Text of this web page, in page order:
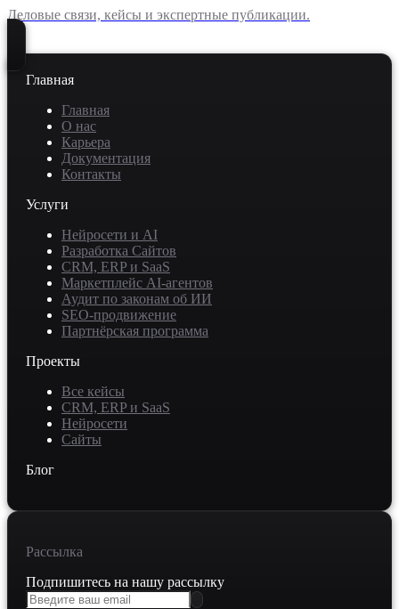
Деловые связи, кейсы и экспертные публикации.
Главная
Главная
О нас
Карьера
Документация
Контакты
Услуги
Нейросети и AI
Разработка Сайтов
CRM, ERP и SaaS
Маркетплейс AI-агентов
Аудит по законам об ИИ
SEO-продвижение
Партнёрская программа
Проекты
Все кейсы
CRM, ERP и SaaS
Нейросети
Сайты
Блог
Рассылка
Подпишитесь на нашу рассылку